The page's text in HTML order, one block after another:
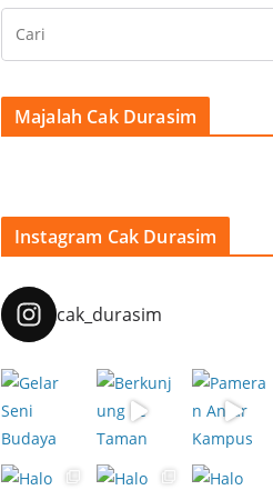
Majalah Cak Durasim
Instagram Cak Durasim
cak_durasim